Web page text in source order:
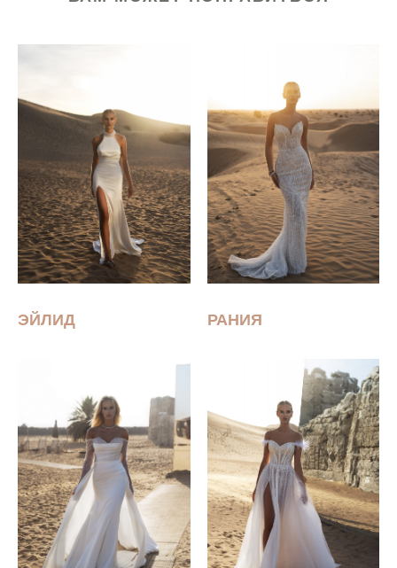
ЭЙЛИД РАНИЯ